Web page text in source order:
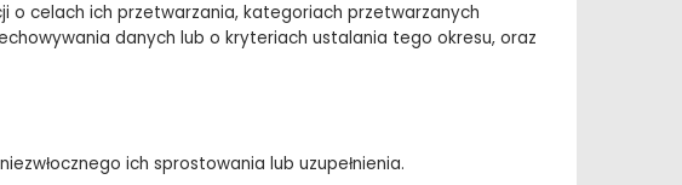
o celach ich przetwarzania, kategoriach przetwarzanych
danych lub o kryteriach ustalania tego okresu, oraz
ich sprostowania lub uzupełnienia.